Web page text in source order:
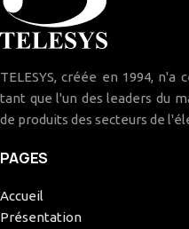
TELESYS, créée en 1994,
tant que l'un des leaders du
de produits des secteurs de
PAGES
Accueil
Présentation